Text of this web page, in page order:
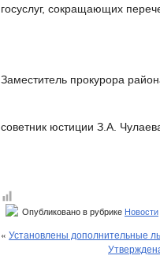
госуслуг, сокращающих
Заместитель прокурора
советник юстиции З.А.
Опубликовано в рубрике Новости
« Установлены дополнительные